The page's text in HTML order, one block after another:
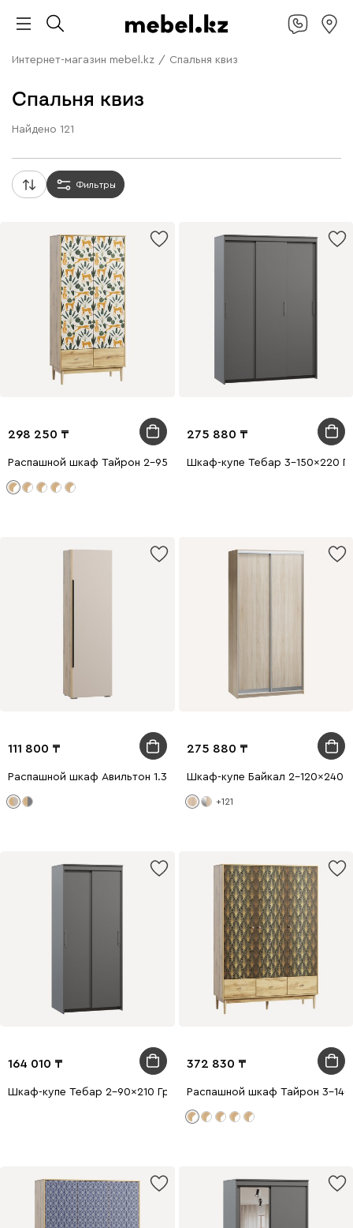
Интернет-магазин mebel.kz / Спальня квиз
Спальня квиз
Найдено 121
Фильтры
298 250
Распашной шкаф Тайрон 2-95x200 Гепард
275 880
Шкаф-купе Тебар 3-150x220
111 800
Распашной шкаф Авильтон 1.3-60x205 Латте
275 880
Шкаф-купе Байкал 2-120x240
+121
164 010
Шкаф-купе Тебар 2-90x210 Графитовый без зеркал
372 830
Распашной шкаф Тайрон 3-